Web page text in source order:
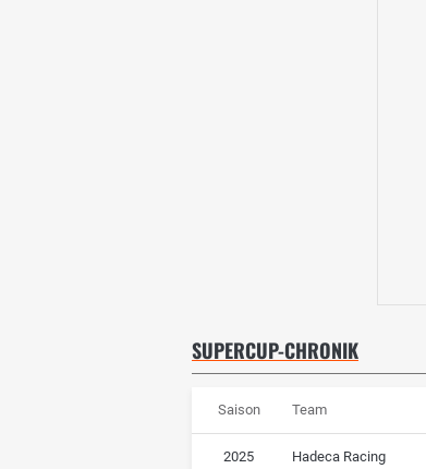
SUPERCUP-CHRONIK
Saison Team
2025 Hadeca Racing